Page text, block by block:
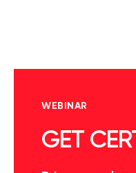
WEBINAR
GET